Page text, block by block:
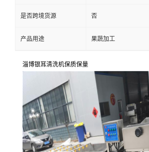
是否跨境货源 否
产品用途 果蔬加工
淄博银耳清洗机保质保量